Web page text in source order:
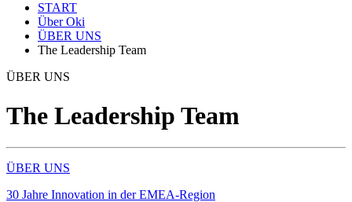
START
Über Oki
ÜBER UNS
The Leadership Team
ÜBER UNS
The Leadership Team
ÜBER UNS
30 Jahre Innovation in der EMEA-Region